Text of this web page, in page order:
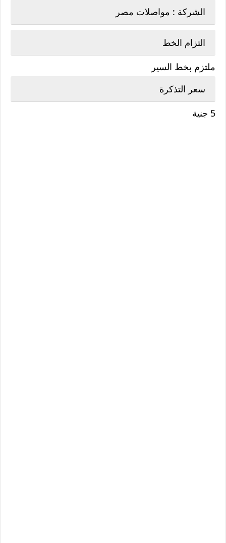
الشركة : مواصلات مصر
التزام الخط
ملتزم بخط السير
سعر التذكرة
5 جنية